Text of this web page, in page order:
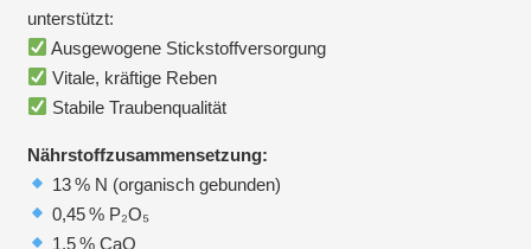
unterstützt:
Ausgewogene Stickstoffversorgung
Vitale, kräftige Reben
Stabile Traubenqualität
Nährstoffzusammensetzung:
13 % N (organisch gebunden)
0,45 % P₂O₅
1,5 % CaO